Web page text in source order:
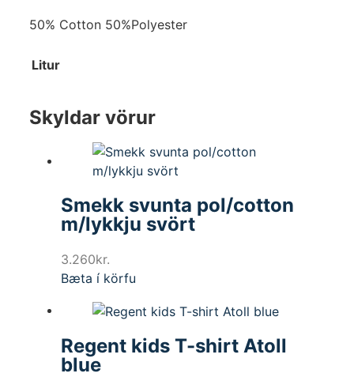
50% Cotton 50%Polyester
Litur
Skyldar vörur
Smekk svunta pol/cotton
m/lykkju svört
3.260kr.
Bæta í körfu
Regent kids T-shirt Atoll
blue